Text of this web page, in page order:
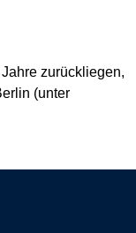
zurückliegen,
(unter